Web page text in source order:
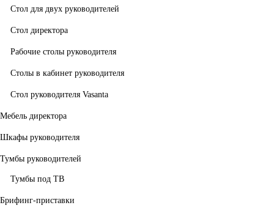
Стол для двух руководителей
Стол директора
Рабочие столы руководителя
Столы в кабинет руководителя
Стол руководителя Vasanta
Мебель директора
Шкафы руководителя
Тумбы руководителей
Тумбы под ТВ
Брифинг-приставки